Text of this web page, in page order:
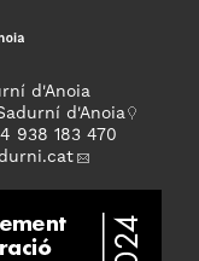
d'Anoia
d'Anoia
938 183 470